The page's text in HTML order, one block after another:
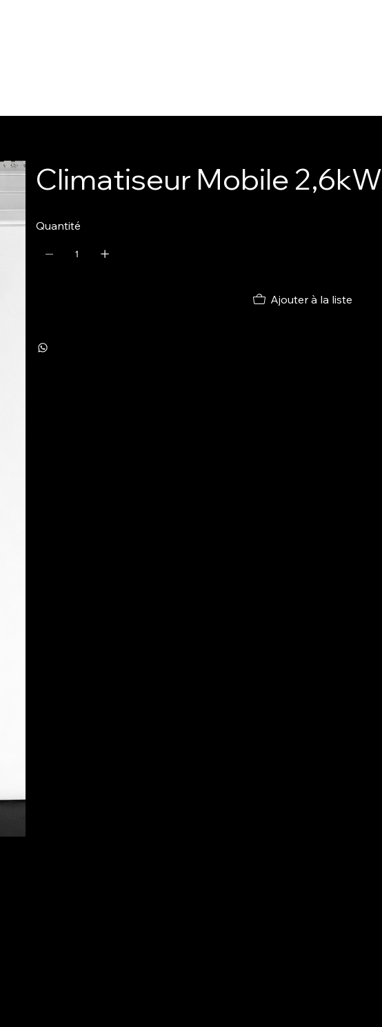
Climatiseur Mobile 2,6kW
Quantité
Ajouter à la liste